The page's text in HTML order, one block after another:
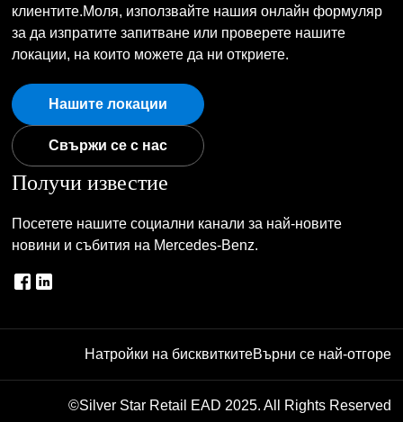
клиентите.Моля, използвайте нашия онлайн формуляр
за да изпратите запитване или проверете нашите
локации, на които можете да ни откриете.
Нашите локации
Свържи се с нас
Получи известие
Посетете нашите социални канали за най-новите
новини и събития на Mercedes-Benz.
Натройки на бисквиткитеВърни се най-отгоре
©Silver Star Retail EAD 2025. All Rights Reserved